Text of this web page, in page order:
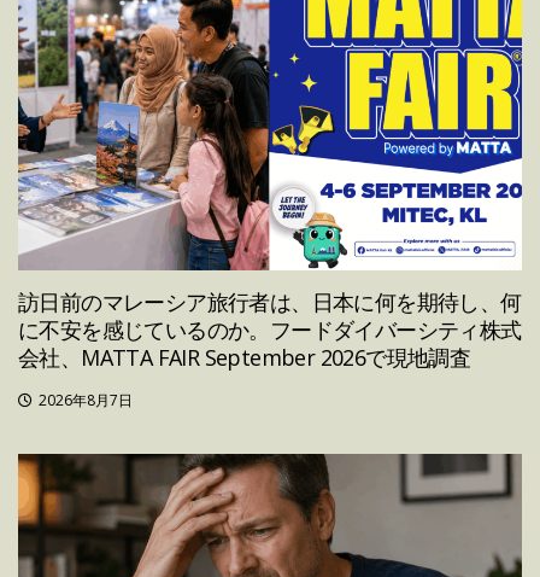
訪日前のマレーシア旅行者は、日本に何を期待し、何
に不安を感じているのか。フードダイバーシティ株式
会社、MATTA FAIR September 2026で現地調査
2026年8月7日